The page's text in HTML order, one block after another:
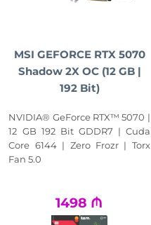
MSI GEFORCE RTX 5070
Shadow 2X OC (12 GB |
192 Bit)
NVIDIA® GeForce RTX™ 5070 |
12 GB 192 Bit GDDR7 | Cuda
Core 6144 | Zero Frozr | Torx
Fan 5.0
1498 ₼